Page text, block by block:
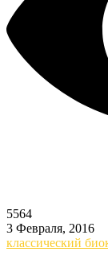
5564
3 Февраля, 2016
классический